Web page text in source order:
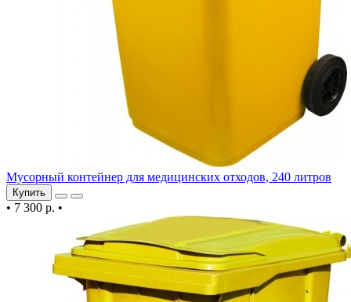
Мусорный контейнер для медицинских отходов, 240 литров
Купить
• 7 300 р. •